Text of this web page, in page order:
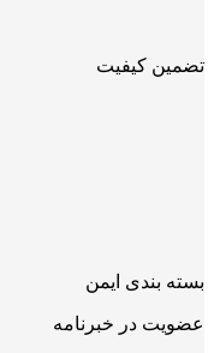
تضمین کیفیت
بسته بندی ایمن
عضویت در خبرنامه